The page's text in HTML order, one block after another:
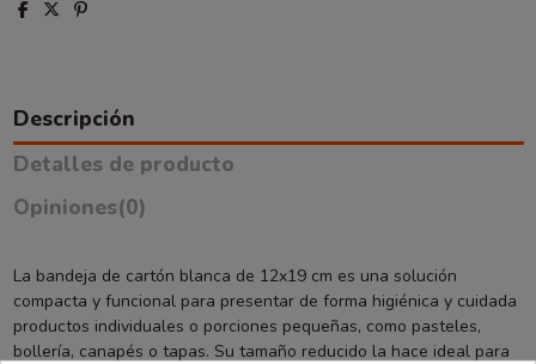
Descripción
Detalles de producto
Opiniones(0)
La bandeja de cartón blanca de 12x19 cm es una solución
compacta y funcional para presentar de forma higiénica y cuidada
productos individuales o porciones pequeñas, como pasteles,
bollería, canapés o tapas. Su tamaño reducido la hace ideal para